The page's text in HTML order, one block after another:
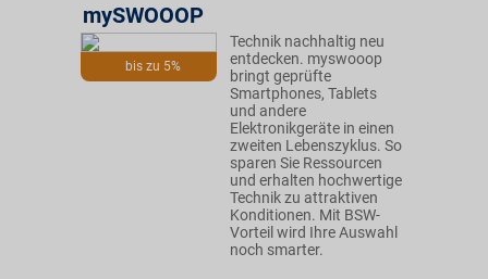
bis zu 5%
mySWOOOP
Technik nachhaltig neu
entdecken. myswooop
bringt geprüfte
Smartphones, Tablets
und andere
Elektronikgeräte in einen
zweiten Lebenszyklus. So
sparen Sie Ressourcen
und erhalten hochwertige
Technik zu attraktiven
Konditionen. Mit BSW-
Vorteil wird Ihre Auswahl
noch smarter.